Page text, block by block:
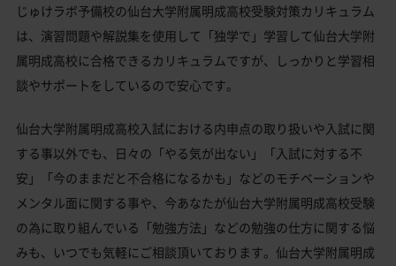
じゅけラボ予備校の仙台大学附属明成高校受験対策カリキュラム
は、演習問題や解説集を使用して「独学で」学習して仙台大学附
属明成高校に合格できるカリキュラムですが、しっかりと学習相
談やサポートをしているので安心です。
仙台大学附属明成高校入試における内申点の取り扱いや入試に関
する事以外でも、日々の「やる気が出ない」「入試に対する不
安」「今のままだと不合格になるかも」などのモチベーションや
メンタル面に関する事や、今あなたが仙台大学附属明成高校受験
の為に取り組んでいる「勉強方法」などの勉強の仕方に関する悩
みも、いつでも気軽にご相談頂いております。仙台大学附属明成